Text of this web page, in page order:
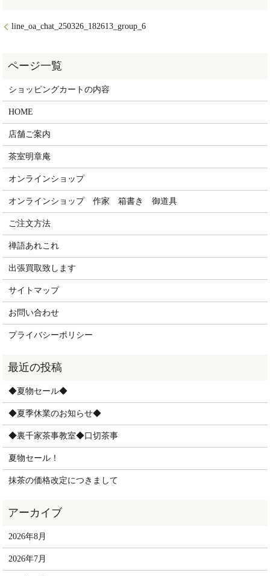
line_oa_chat_250326_182613_group_6
ショッピングカートの内容
HOME
店舗ご案内
茶室明章庵
オンラインショップ
オンラインショップ 作家 箱書き 御道具
ご注文方法
禅語あれこれ
出張買取致します
サイトマップ
お問い合わせ
プライバシーポリシー
◆夏物セール◆
◆夏季休業のお知らせ◆
◆裏千家茶事教室◆口切茶事
夏物セール！
抹茶の価格改定につきまして
2026年8月
2026年7月